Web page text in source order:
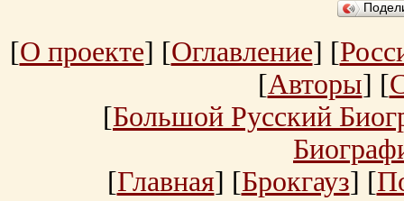
[О проекте] [Оглавление] [
[Авторы] [
[Большой Русский
[Главная] [Брокгауз] [